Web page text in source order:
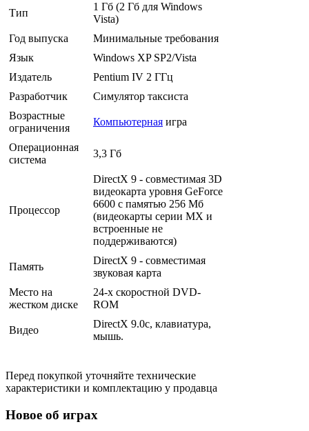
Тип
1 Гб (2 Гб для Windows
Vista)
Год выпуска
Минимальные требования
Язык
Windows XP SP2/Vista
Издатель
Pentium IV 2 ГГц
Разработчик
Симулятор таксиста
Возрастные
ограничения
Компьютерная игра
Операционная
система
3,3 Гб
Процессор
DirectX 9 - совместимая 3D
видеокарта уровня GeForce
6600 с памятью 256 Мб
(видеокарты серии MX и
встроенные не
поддерживаются)
Память
DirectX 9 - совместимая
звуковая карта
Место на
жестком диске
24-х скоростной DVD-
ROM
Видео
DirectX 9.0с, клавиатура,
мышь.
Перед покупкой уточняйте технические
характеристики и комплектацию у продавца
Новое об играх